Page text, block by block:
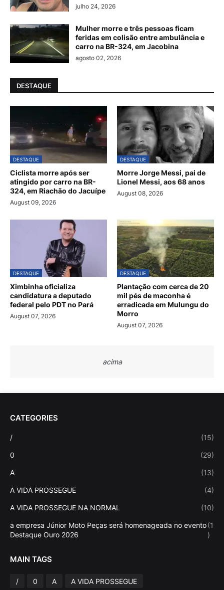
julho 24, 2026
Mulher morre e três pessoas ficam
feridas em colisão entre ambulância e
carro na BR-324, em Jacobina
agosto 02, 2026
DESTAQUE
DESTAQUE
Ciclista morre após ser
atingido por carro na BR-
324, em Riachão do Jacuípe
August 09, 2026
DESTAQUE
Morre Jorge Messi, pai de
Lionel Messi, aos 68 anos
August 08, 2026
DESTAQUE
Ximbinha oficializa
candidatura a deputado
federal pelo PDT no Pará
August 07, 2026
DESTAQUE
Plantação com cerca de 20
mil pés de maconha é
erradicada em Mulungu do
Morro
August 07, 2026
acima
CATEGORIES
/ (15)
0 (29)
A (13)
A VIDA PROSSEGUE (4)
A VIDA PROSSEGUE NA NORMAL (10)
a empresa Júnior Moto Peças será homenageada no evento
Destaque Ouro 2026
(1
)
MAIN TAGS
/ 0 A
A VIDA PROSSEGUE